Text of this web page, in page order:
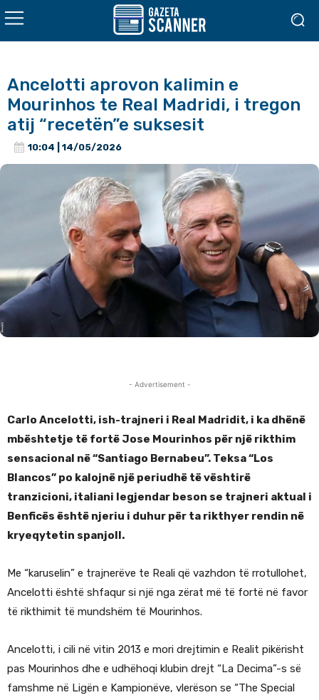
Ancelotti aprovon kalimin e
Mourinhos te Real Madridi, i tregon
atij “recetën”e suksesit
10:04 | 14/05/2026
- Advertisement -
Carlo Ancelotti, ish-trajneri i Real Madridit, i ka dhënë
mbështetje të fortë Jose Mourinhos për një rikthim
sensacional në “Santiago Bernabeu”. Teksa “Los
Blancos” po kalojnë një periudhë të vështirë
tranzicioni, italiani legjendar beson se trajneri aktual i
Benficës është njeriu i duhur për ta rikthyer rendin në
kryeqytetin spanjoll.
Me “karuselin” e trajnerëve te Reali që vazhdon të rrotullohet,
Ancelotti është shfaqur si një nga zërat më të fortë në favor
të rikthimit të mundshëm të Mourinhos.
Ancelotti, i cili në vitin 2013 e mori drejtimin e Realit pikërisht
pas Mourinhos dhe e udhëhoqi klubin drejt “La Decima”-s së
famshme në Ligën e Kampionëve, vlerëson se “The Special